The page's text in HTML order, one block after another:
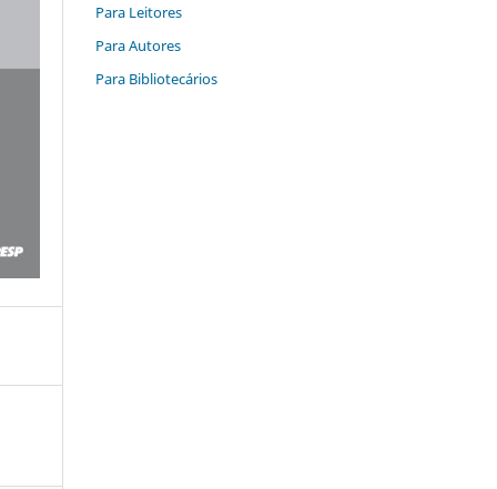
Para Leitores
Para Autores
Para Bibliotecários